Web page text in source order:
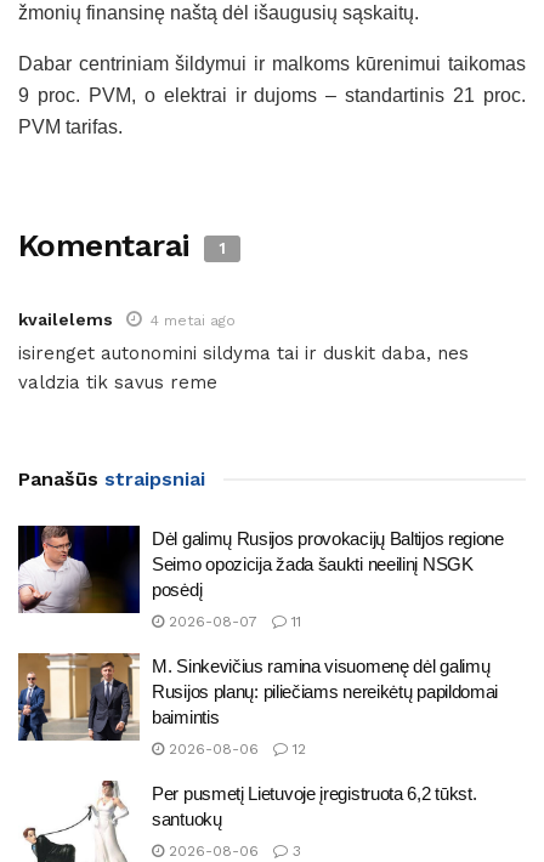
žmonių finansinę naštą dėl išaugusių sąskaitų.
Dabar centriniam šildymui ir malkoms kūrenimui taikomas
9 proc. PVM, o elektrai ir dujoms – standartinis 21 proc.
PVM tarifas.
Komentarai 1
kvailelems 4 metai ago
isirenget autonomini sildyma tai ir duskit daba, nes
valdzia tik savus reme
Panašūs straipsniai
Dėl galimų Rusijos provokacijų Baltijos regione
Seimo opozicija žada šaukti neeilinį NSGK
posėdį
2026-08-07 11
M. Sinkevičius ramina visuomenę dėl galimų
Rusijos planų: piliečiams nereikėtų papildomai
baimintis
2026-08-06 12
Per pusmetį Lietuvoje įregistruota 6,2 tūkst.
santuokų
2026-08-06 3